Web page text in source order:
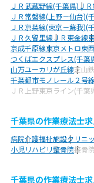
ＪＲ武蔵野線(千葉県)Ｊ
ＪＲ常磐線(上野－仙台)(
ＪＲ京葉線(東京－蘇我)(
ＪＲ久留里線ＪＲ東金線
京成千原線東京メトロ東
つくばエクスプレス(千葉
山万ユーカリが丘線芝山
千葉都市モノレール２号線
ＪＲ上野東京ライン(千葉
千葉県の作業療法士
病院介護福祉施設クリニ
小児リハビリ整骨院接骨院
千葉県の作業療法士